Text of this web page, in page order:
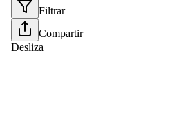
Filtrar
Compartir
Desliza